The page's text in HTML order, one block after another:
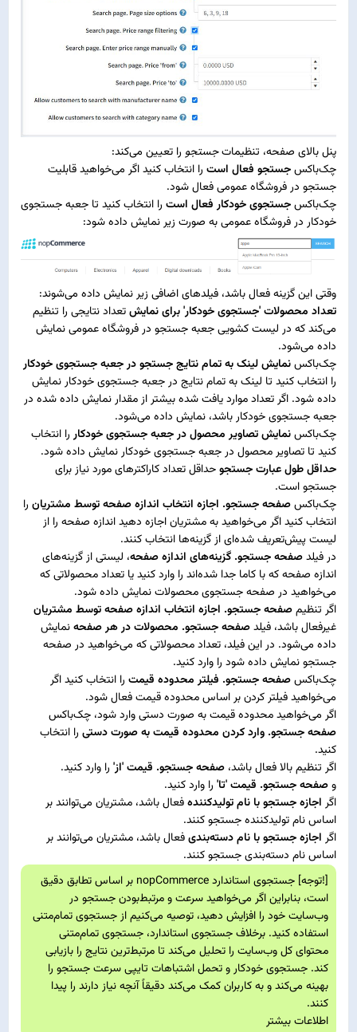
پنل بالای صفحه، تنظیماتجستجو را تعیین می‌کند:
چک‌باکسجستجو فعال است را انتخاب کنید اگر می‌خواهید قابلیت
جستجو در فروشگاه عمومی فعال شود.
چک‌باکسجستجوی خودکار فعال است را انتخاب کنید تا جعبه جستجوی
خودکار در فروشگاه عمومی به صورت زیر نمایش داده شود:
وقتی این گزینه فعال باشد، فیلدهای اضافی زیر نمایش داده می‌شوند:
تعداد محصولات 'جستجوی خودکار' برای نمایشتعداد نتایجی را تنظیم
می‌کند که در لیست کشویی جعبه جستجو در فروشگاه عمومی نمایش
داده می‌شود.
چک‌باکسنمایش لینک به تمام نتایج جستجو در جعبه جستجوی خودکار
را انتخاب کنید تا لینک به تمام نتایج در جعبه جستجوی خودکار نمایش
داده شود. اگر تعداد موارد یافت شده بیشتر از مقدار نمایش داده شده در
جعبه جستجوی خودکار باشد، نمایش داده می‌شود.
چک‌باکسنمایش تصاویر محصول در جعبه جستجوی خودکاررا انتخاب
کنید تا تصاویر محصول در جعبه جستجوی خودکار نمایش داده شود.
حداقل طول عبارت جستجوحداقل تعداد کاراکترهای مورد نیاز برای
جستجو است.
چک‌باکسصفحه جستجو. اجازه انتخاب اندازه صفحه توسط مشتریان را
انتخاب کنید اگر می‌خواهید به مشتریان اجازه دهید اندازه صفحه را از
لیست پیش‌تعریف شده‌ای از گزینه‌ها انتخاب کنند.
در فیلدصفحه جستجو. گزینه‌های اندازه صفحه، لیستی از گزینه‌های
اندازه صفحه که با کاما جدا شده‌اند را وارد کنید یا تعداد محصولاتی که
می‌خواهید در صفحه جستجوی محصولات نمایش داده شود.
اگر تنظیمصفحه جستجو. اجازه انتخاب اندازه صفحه توسط مشتریان
غیرفعال باشد، فیلدصفحه جستجو. محصولات در هر صفحهنمایش
داده می‌شود. در این فیلد، تعداد محصولاتی که می‌خواهید در صفحه
جستجو نمایش داده شود را وارد کنید.
چک‌باکسصفحه جستجو. فیلتر محدوده قیمت را انتخاب کنید اگر
می‌خواهید فیلتر کردن بر اساس محدوده قیمت فعال شود.
اگر می‌خواهید محدوده قیمت به صورت دستی وارد شود، چک‌باکس
صفحه جستجو. وارد کردن محدوده قیمت به صورت دستی را انتخاب
کنید.
اگر تنظیم بالا فعال باشد، صفحه جستجو. قیمت 'از' را وارد کنید.
وصفحه جستجو. قیمت 'تا' را وارد کنید.
اگر اجازه جستجو با نام تولیدکنندهفعال باشد، مشتریان می‌توانند بر
اساس نام تولیدکننده جستجو کنند.
اگر اجازه جستجو با نام دسته‌بندیفعال باشد، مشتریان می‌توانند بر
اساس نام دسته‌بندی جستجو کنند.
[!توجه] جستجوی استاندارد nopCommerce بر اساس تطابق دقیق
است، بنابراین اگر می‌خواهید سرعت و مرتبط‌بودن جستجو در
وب‌سایت خود را افزایش دهید، توصیه می‌کنیم از جستجوی تمام‌متنی
استفاده کنید. برخلاف جستجوی استاندارد، جستجوی تمام‌متنی
محتوای کل وب‌سایت را تحلیل می‌کند تا مرتبط‌ترین نتایج را بازیابی
کند. جستجوی خودکار و تحمل اشتباهات تایپی سرعت جستجو را
بهینه می‌کند و به کاربران کمک می‌کند دقیقاً آنچه نیاز دارند را پیدا
کنند.
اطلاعات بیشتر